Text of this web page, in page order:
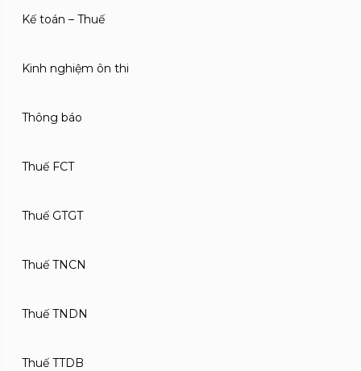
Kế toán – Thuế
Kinh nghiệm ôn thi
Thông báo
Thuế FCT
Thuế GTGT
Thuế TNCN
Thuế TNDN
Thuế TTDB